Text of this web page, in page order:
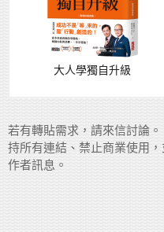
大人學獨自升級
若有轉貼需求，請來信討論
持所有連結、禁止商業使用
作者訊息。